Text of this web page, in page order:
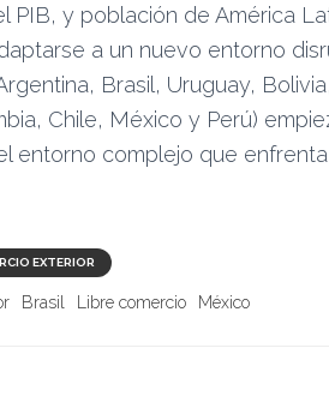
PIB, y población de América
a un nuevo entorno
Brasil, Uruguay,
Chile, México y Perú)
entorno complejo que
EXTERIOR
Brasil Libre comercio México